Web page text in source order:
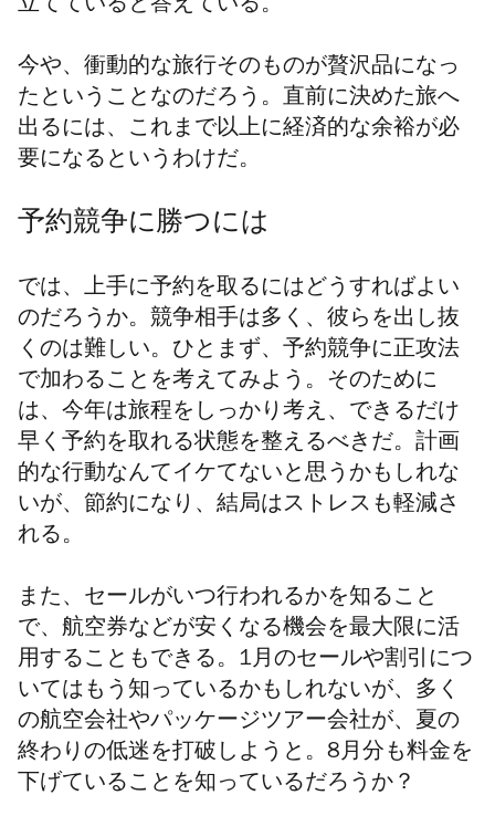
立てていると答えている。
今や、衝動的な旅行そのものが贅沢品になっ
たということなのだろう。直前に決めた旅へ
出るには、これまで以上に経済的な余裕が必
要になるというわけだ。
予約競争に勝つには
では、上手に予約を取る にはどうすればよい
のだろうか。競争相手は多く、彼らを出し抜
くのは難しい。ひとまず、予約競争に正攻法
で加わることを考えてみよう。そのために
は、今年は旅程をしっかり考え、できるだけ
早く予約を取れる状態を整えるべきだ。計画
的な行動なんてイケてないと思うかもしれな
いが、節約になり、結局はストレスも軽減さ
れる。
また、セールがいつ行われるかを知ること
で、航空券などが安くなる機会を最大限に活
用することもできる。1月のセールや割引につ
いてはもう知っているかもしれないが、多く
の航空会社やパッケージツアー会社が、夏の
終わりの低迷を打破しようと。8月分も料金を
下げていることを知っているだろうか？